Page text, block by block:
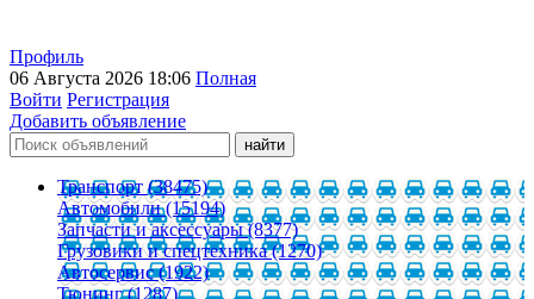
Профиль
06 Августа 2026 18:06 Полная
Войти Регистрация
Добавить объявление
Транспорт (38475)
Автомобили (15194)
Запчасти и аксессуары (8377)
Грузовики и спецтехника (1270)
Автосервис (1922)
Тюнинг (1287)